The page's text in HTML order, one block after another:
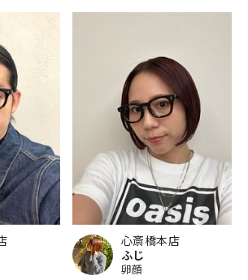
心斎橋本店
ふじ
卵顔